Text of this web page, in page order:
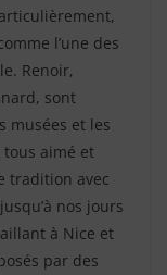
l’une des
Renoir,
sont
musées et les
tous aimé et
tradition avec
nos jours
à Nice et
par des